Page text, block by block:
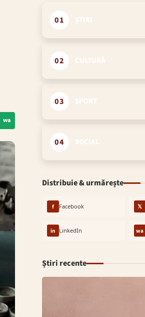
wa
01
02
03
04
Distribuie & urmărește
f Facebook 𝕏
in LinkedIn wa
Știri recente